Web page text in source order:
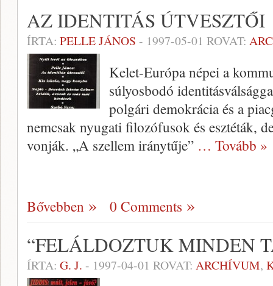
AZ IDENTITÁS ÚTVESZTŐI
ÍRTA: PELLE JÁNOS - 1997-05-01 ROVAT:
Kelet-Európa népei a
súlyosbodó
polgári demokrácia és a
nemcsak nyugati filozó­fusok és esztéták,
vonják. „A szellem iránytűje” … Tovább »
Bővebben 0 Comments
“FELÁLDOZTUK MINDEN
ÍRTA: G. J. - 1997-04-01 ROVAT: ARCHÍVUM,